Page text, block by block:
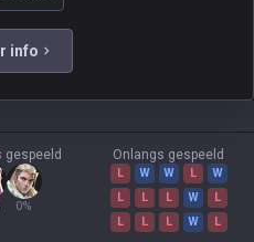
info
gespeeld
0%
Onlangs gespeeld
L W W L
W
L
L L W
L
L
L L W L